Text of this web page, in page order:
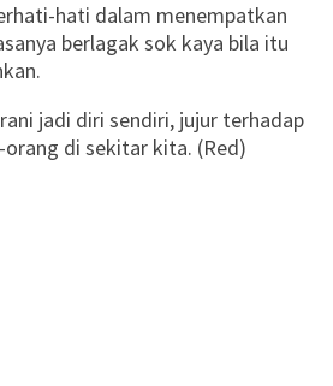
hati dalam menempatkan
berlagak sok kaya bila itu
jadi diri sendiri, jujur terhadap
di sekitar kita. (Red)